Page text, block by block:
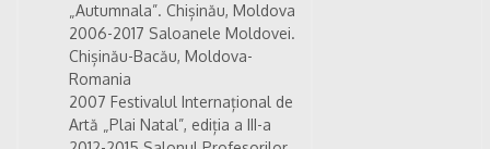
„Autumnala”. Chișinău, Moldova
2006-2017 Saloanele Moldovei.
Chișinău-Bacău, Moldova-
Romania
2007 Festivalul Internațional de
Artă „Plai Natal”, ediția a III-a